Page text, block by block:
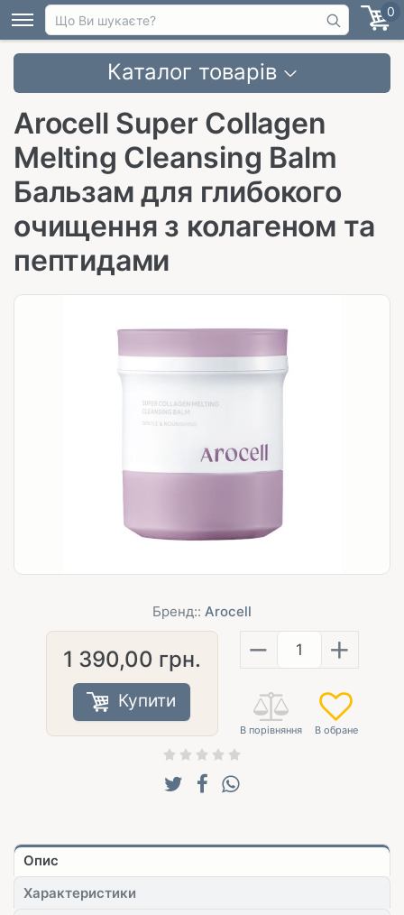
0
Каталог товарів
Arocell Super Collagen
Melting Cleansing Balm
Бальзам для глибокого
очищення з колагеном та
пептидами
Бренд:: Arocell
1 390,00 грн.
Купити
− +
Опис
Характеристики